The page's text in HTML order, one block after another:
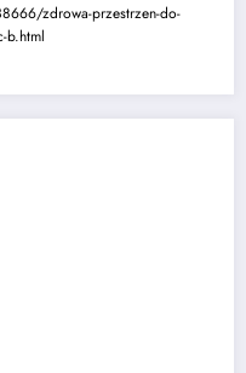
zdrowa-przestrzen-do-
b.html